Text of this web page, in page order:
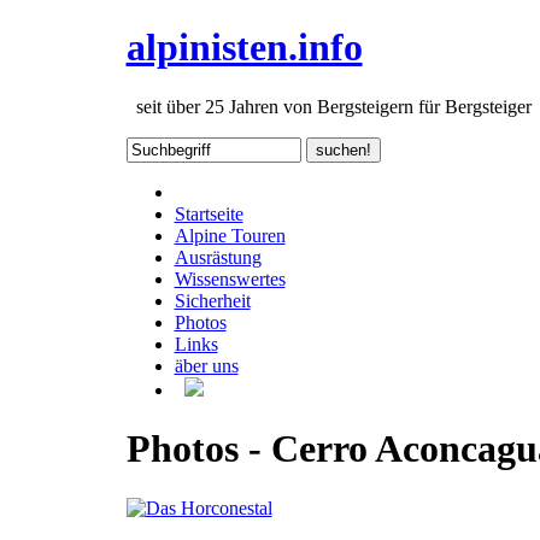
alpinisten.info
seit über 25 Jahren von Bergsteigern für Bergsteiger
Startseite
Alpine Touren
Ausrästung
Wissenswertes
Sicherheit
Photos
Links
äber uns
Photos - Cerro